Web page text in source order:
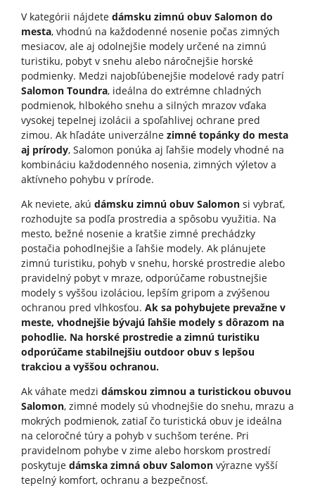
V kategórii nájdete dámsku zimnú obuv Salomon do
mesta, vhodnú na každodenné nosenie počas zimných
mesiacov, ale aj odolnejšie modely určené na zimnú
turistiku, pobyt v snehu alebo náročnejšie horské
podmienky. Medzi najobľúbenejšie modelové rady patrí
Salomon Toundra, ideálna do extrémne chladných
podmienok, hlbokého snehu a silných mrazov vďaka
vysokej tepelnej izolácii a spoľahlivej ochrane pred
zimou. Ak hľadáte univerzálne zimné topánky do mesta
aj prírody, Salomon ponúka aj ľahšie modely vhodné na
kombináciu každodenného nosenia, zimných výletov a
aktívneho pohybu v prírode.
Ak neviete, akú dámsku zimnú obuv Salomonsi vybrať,
rozhodujte sa podľa prostredia a spôsobu využitia. Na
mesto, bežné nosenie a kratšie zimné prechádzky
postačia pohodlnejšie a ľahšie modely. Ak plánujete
zimnú turistiku, pohyb v snehu, horské prostredie alebo
pravidelný pobyt v mraze, odporúčame robustnejšie
modely s vyššou izoláciou, lepším gripom a zvýšenou
ochranou pred vlhkosťou. Ak sa pohybujete prevažne v
meste, vhodnejšie bývajú ľahšie modely s dôrazom na
pohodlie. Na horské prostredie a zimnú turistiku
odporúčame stabilnejšiu outdoor obuv s lepšou
trakciou a vyššou ochranou.
Ak váhate medzi dámskou zimnou a turistickou obuvou
Salomon, zimné modely sú vhodnejšie do snehu, mrazu a
mokrých podmienok, zatiaľ čo turistická obuv je ideálna
na celoročné túry a pohyb v suchšom teréne. Pri
pravidelnom pohybe v zime alebo horskom prostredí
poskytuje dámska zimná obuv Salomonvýrazne vyšší
tepelný komfort, ochranu a bezpečnosť.